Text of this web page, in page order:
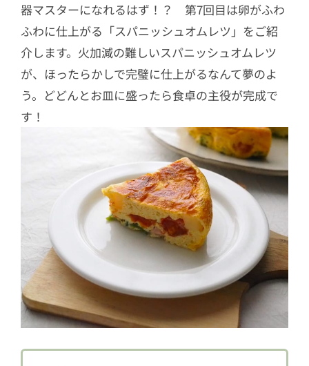
器マスターになれるはず！？ 第7回目は卵がふわ
ふわに仕上がる「スパニッシュオムレツ」をご紹
介します。火加減の難しいスパニッシュオムレツ
が、ほったらかしで完璧に仕上がるなんて夢のよ
う。どどんとお皿に盛ったら食卓の主役が完成で
す！